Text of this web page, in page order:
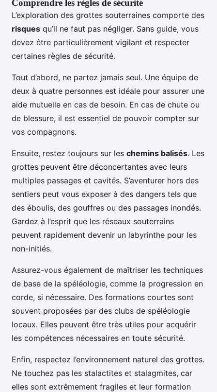
Comprendre les règles de sécurité
L’exploration des grottes souterraines comporte des
risques qu’il ne faut pas négliger. Sans guide, vous
devez être particulièrement vigilant et respecter
certaines règles de sécurité.
Tout d’abord, ne partez jamais seul. Une équipe de
deux à quatre personnes est idéale pour assurer une
aide mutuelle en cas de besoin. En cas de chute ou
de blessure, il est essentiel de pouvoir compter sur
vos compagnons.
Ensuite, restez toujours sur les chemins balisés. Les
grottes peuvent être déconcertantes avec leurs
multiples passages et cavités. S’aventurer hors des
sentiers peut vous exposer à des dangers tels que
des éboulis, des gouffres ou des passages inondés.
Gardez à l’esprit que les réseaux souterrains
peuvent rapidement devenir un labyrinthe pour les
non-initiés.
Assurez-vous également de maîtriser les techniques
de base de la spéléologie, comme la progression en
corde, si nécessaire. Des formations courtes sont
souvent proposées par des clubs de spéléologie
locaux. Elles peuvent être très utiles pour acquérir
les compétences nécessaires en toute sécurité.
Enfin, respectez l’environnement naturel des grottes.
Ne touchez pas les stalactites et stalagmites, car
elles sont extrêmement fragiles et leur formation